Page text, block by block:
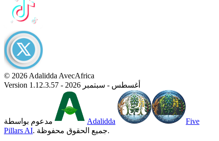
© 2026 Adalidda AvecAfrica
Version 1.12.3.57 - أغسطس - سبتمبر 2026
مدعوم بواسطة Adalidda
Five
Pillars AI
. جميع الحقوق محفوظة.